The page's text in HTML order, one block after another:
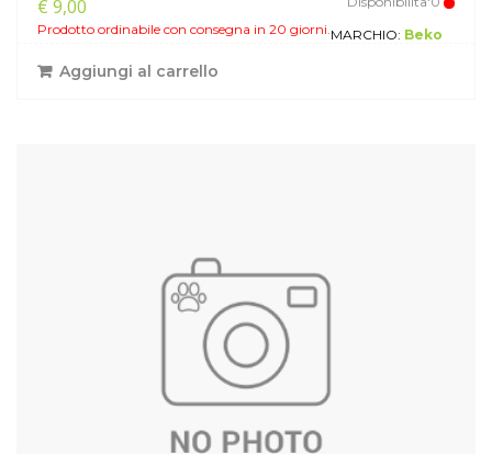
€ 9,00
Prodotto ordinabile con consegna in 20 giorni.MARCHIO: Beko
Aggiungi al carrello